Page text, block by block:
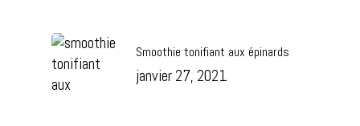
Smoothie tonifiant aux épinards
janvier 27, 2021